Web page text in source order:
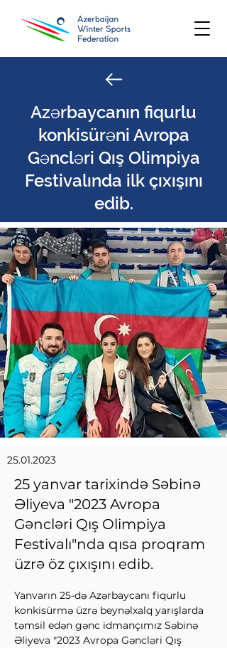
Azərbaycanın fiqurlu
konkisürəni Avropa
Gəncləri Qış Olimpiya
Festivalında ilk çıxışını
edib.
25.01.2023
25 yanvar tarixində Səbinə
Əliyeva "2023 Avropa
Gəncləri Qış Olimpiya
Festivalı"nda qısa proqram
üzrə öz çıxışını edib.
Yanvarın 25-də Azərbaycanı fiqurlu
konkisürmə üzrə beynəlxalq yarışlarda
təmsil edən gənc idmançımız Səbinə
Əliyeva "2023 Avropa Gəncləri Qış